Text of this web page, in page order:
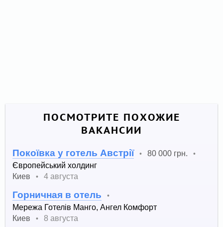
ПОСМОТРИТЕ ПОХОЖИЕ
ВАКАНСИИ
Покоївка у готель Австрії • 80 000 грн. •
Європейський холдинг
Киев
• 4 августа
Горничная в отель •
Мережа Готелів Манго, Ангел Комфорт
Киев
• 8 августа